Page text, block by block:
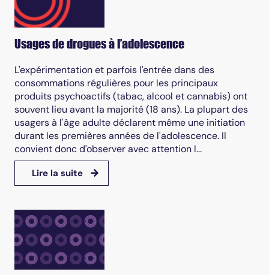
Usages de drogues à l’adolescence
L'expérimentation et parfois l'entrée dans des
consommations régulières pour les principaux
produits psychoactifs (tabac, alcool et cannabis) ont
souvent lieu avant la majorité (18 ans). La plupart des
usagers à l'âge adulte déclarent même une initiation
durant les premières années de l'adolescence. Il
convient donc d'observer avec attention l...
Lire la suite